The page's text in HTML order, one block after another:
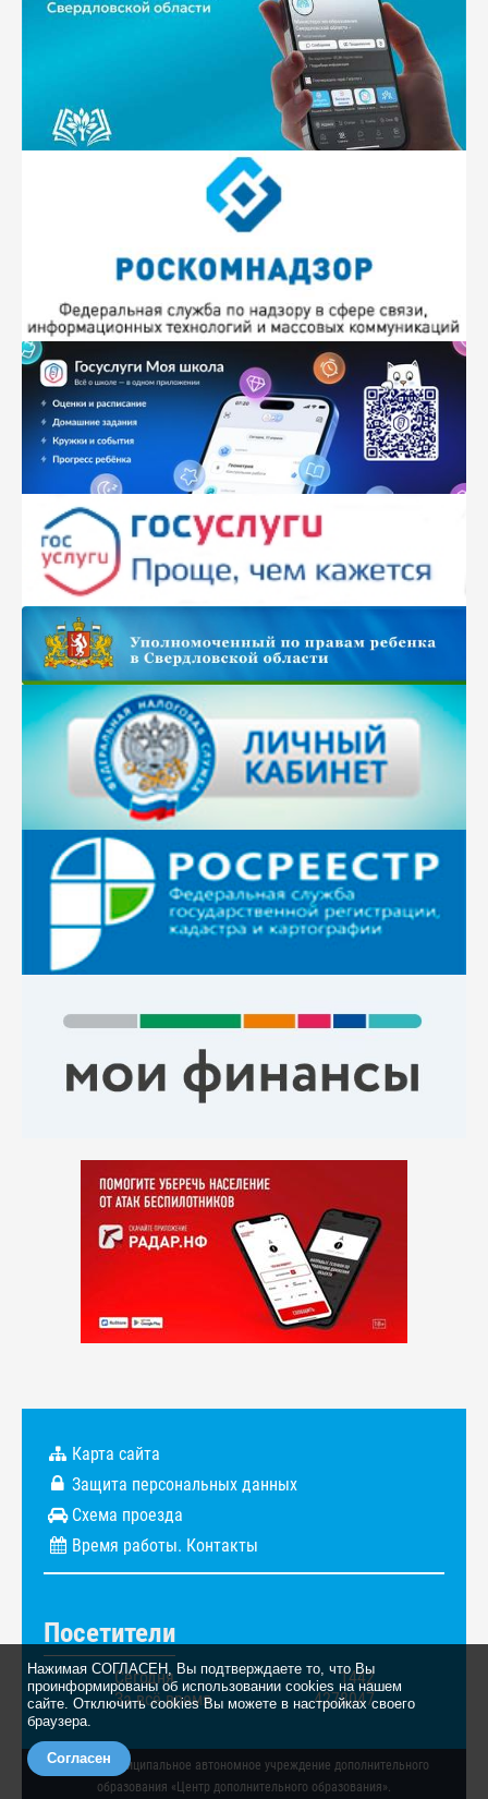
Нажимая СОГЛАСЕН, Вы подтверждаете то, что Вы
проинформированы об использовании cookies на нашем
сайте. Отключить cookies Вы можете в настройках своего
браузера.
Согласен
Карта сайта
Защита персональных данных
Схема проезда
Время работы. Контакты
Посетители
Сегодня
1442
За всё время
4278047
© 2026. Муниципальное автономное учреждение дополнительного
образования «Центр дополнительного образования».